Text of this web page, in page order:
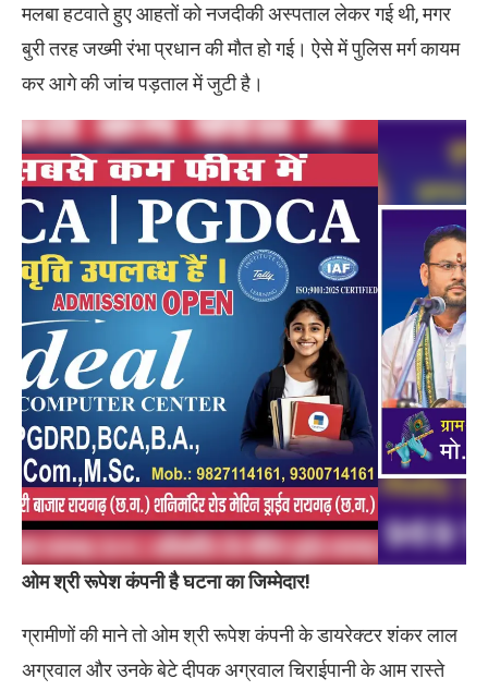
मलबा हटवाते हुए आहतों को नजदीकी अस्पताल लेकर गई थी, मगर
बुरी तरह जख्मी रंभा प्रधान की मौत हो गई। ऐसे में पुलिस मर्ग कायम
कर आगे की जांच पड़ताल में जुटी है।
ओम श्री रूपेश कंपनी है घटना का जिम्मेदार!
ग्रामीणों की माने तो ओम श्री रूपेश कंपनी के डायरेक्टर शंकर लाल
अग्रवाल और उनके बेटे दीपक अग्रवाल चिराईपानी के आम रास्ते